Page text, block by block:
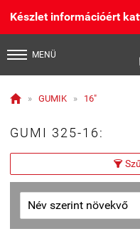
Készlet információért
MENÜ
 » GUMIK » 16"
GUMI 325-16:
